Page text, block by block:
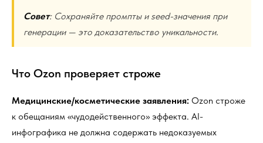
Совет: Сохраняйте промпты и seed-значения при
генерации — это доказательство уникальности.
Что Ozon проверяет строже
Медицинские/косметические заявления: Ozon строже
к обещаниям «чудодейственного» эффекта. AI-
инфографика не должна содержать недоказуемых